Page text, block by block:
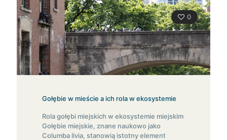
0
Gołębie w mieście a ich rola w ekosystemie
Rola gołębi miejskich w ekosystemie miejskim
Gołębie miejskie, znane naukowo jako
Columba livia, stanowią istotny element